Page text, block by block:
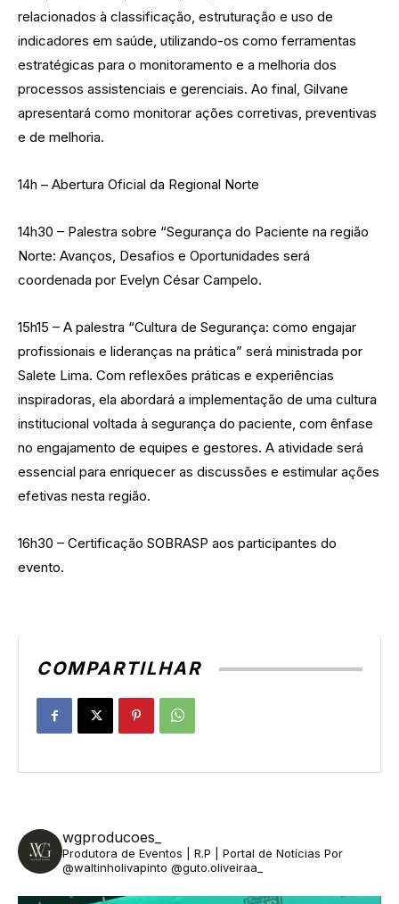
relacionados à classificação, estruturação e uso de
indicadores em saúde, utilizando-os como ferramentas
estratégicas para o monitoramento e a melhoria dos
processos assistenciais e gerenciais. Ao final, Gilvane
apresentará como monitorar ações corretivas, preventivas
e de melhoria.
14h – Abertura Oficial da Regional Norte
14h30 – Palestra sobre “Segurança do Paciente na região
Norte: Avanços, Desafios e Oportunidades será
coordenada por Evelyn César Campelo.
15h15 – A palestra “Cultura de Segurança: como engajar
profissionais e lideranças na prática” será ministrada por
Salete Lima. Com reflexões práticas e experiências
inspiradoras, ela abordará a implementação de uma cultura
institucional voltada à segurança do paciente, com ênfase
no engajamento de equipes e gestores. A atividade será
essencial para enriquecer as discussões e estimular ações
efetivas nesta região.
16h30 – Certificação SOBRASP aos participantes do
evento.
COMPARTILHAR
wgproducoes_
Produtora de Eventos | R.P | Portal de Notícias Por
@waltinholivapinto @guto.oliveiraa_